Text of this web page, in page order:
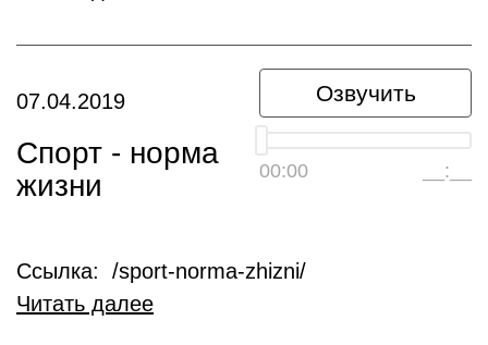
Озвучить
00:00 __:__
07.04.2019
Спорт - норма
жизни
Ссылка: /sport-norma-zhizni/
Читать далее